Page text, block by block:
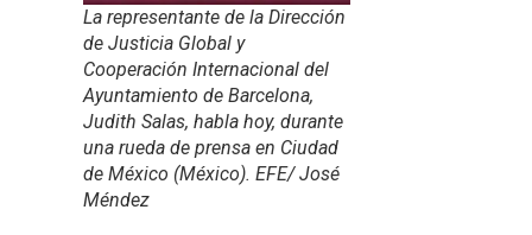
La representante de la Dirección
de Justicia Global y
Cooperación Internacional del
Ayuntamiento de Barcelona,
Judith Salas, habla hoy, durante
una rueda de prensa en Ciudad
de México (México). EFE/ José
Méndez